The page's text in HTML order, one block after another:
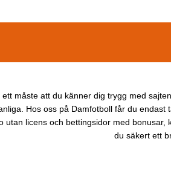
ett måste att du känner dig trygg med
Hos oss på Damfotboll får du
utan licens och bettingsidor med
du säkert ett